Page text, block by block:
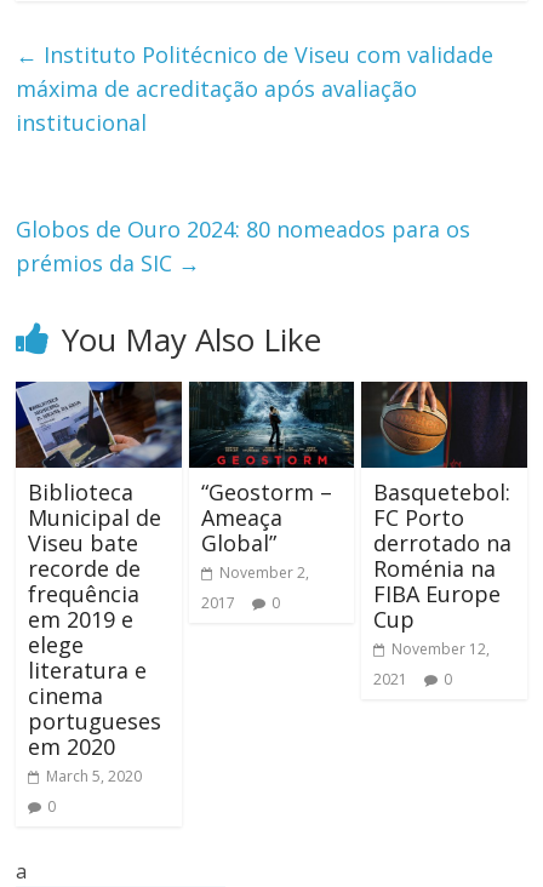
← Instituto Politécnico de Viseu com validade
máxima de acreditação após avaliação
institucional
Globos de Ouro 2024: 80 nomeados para os
prémios da SIC →
You May Also Like
Biblioteca
Municipal de
Viseu bate
recorde de
frequência
em 2019 e
elege
literatura e
cinema
portugueses
em 2020
March 5, 2020
0
“Geostorm –
Ameaça
Global”
November 2,
2017
0
Basquetebol:
FC Porto
derrotado na
Roménia na
FIBA Europe
Cup
November 12,
2021
0
a